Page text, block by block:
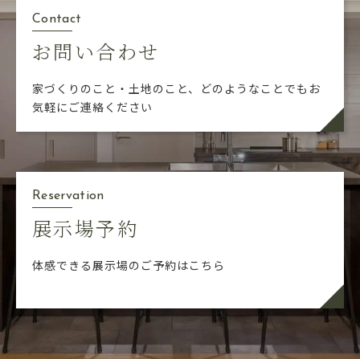
Contact
お問い合わせ
家づくりのこと・土地のこと、どのようなことでも お
気軽にご連絡ください
Reservation
展示場予約
体感できる展示場のご予約はこちら